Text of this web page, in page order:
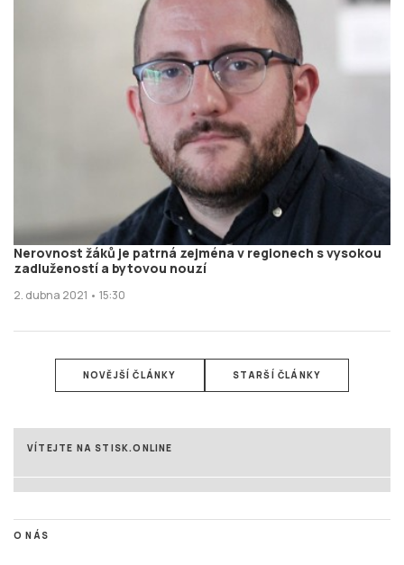
Nerovnost žáků je patrná zejména v regionech s vysokou
zadlužeností a bytovou nouzí
2. dubna 2021 • 15:30
NOVĚJŠÍ ČLÁNKY STARŠÍ ČLÁNKY
VÍTEJTE NA STISK.ONLINE
O NÁS